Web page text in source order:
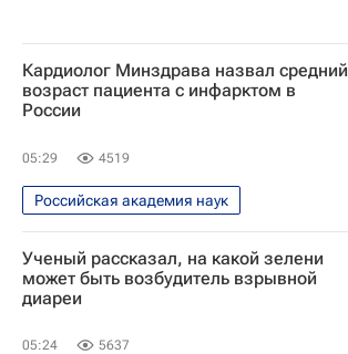
Кардиолог Минздрава назвал средний
возраст пациента с инфарктом в
России
05:29 4519
Российская академия наук
Здоровье - Общество
Россия
Сергей Бойцов
Общество
Ученый рассказал, на какой зелени
может быть возбудитель взрывной
диареи
05:24 5637